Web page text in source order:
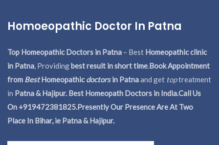
Homoeopathic Doctor In Patna
Top Homeopathic Doctors in Patna – Best Homeopathic clinic
in Patna, Providingbest result in short time.Book Appointment
from BestHomeopathicdoctorsin Patnaand get toptreatment
in Patna & Hajipur. Best Homeopath Doctors in India.Call Us
On +919472381825.Presently Our Presence Are At Two
Place In Bihar, ie Patna & Hajipur.